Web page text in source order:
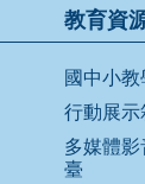
教育資
國中小教
行動展示
多媒體影